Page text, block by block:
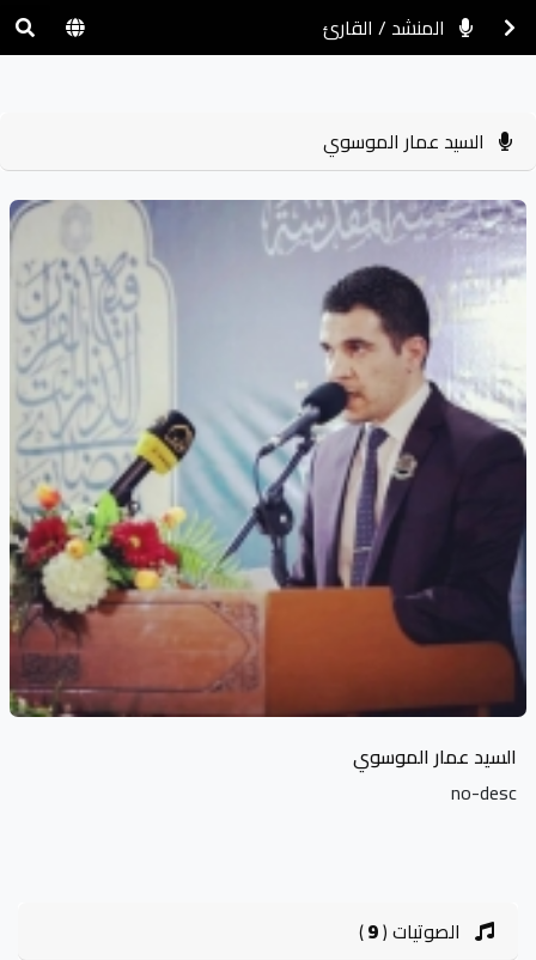
المنشد / القارئ
السيد عمار الموسوي
السيد عمار الموسوي
no-desc
الصوتيات(
9
)